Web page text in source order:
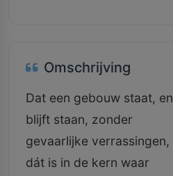
Omschrijving
Dat een gebouw staat, en
blijft staan, zonder
gevaarlijke verrassingen,
dát is in de kern waar